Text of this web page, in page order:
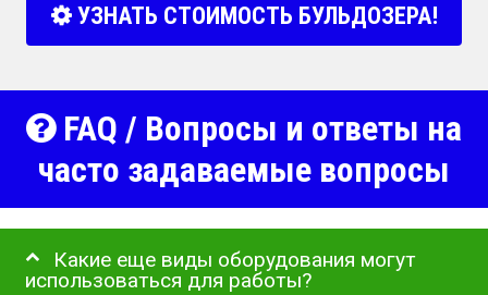
УЗНАТЬ СТОИМОСТЬ БУЛЬДОЗЕРА!
FAQ / Вопросы и ответы на
часто задаваемые вопросы
Какие еще виды оборудования могут
использоваться для работы?